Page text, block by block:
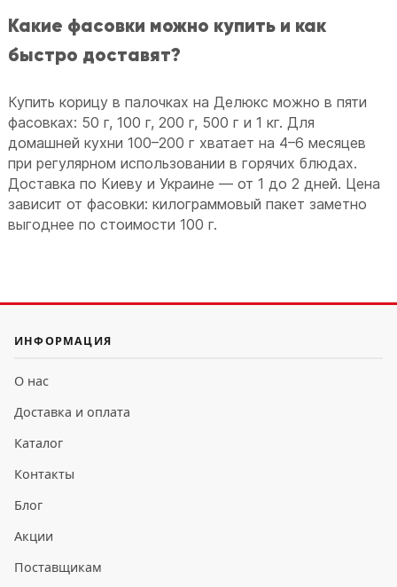
Какие фасовки можно купить и как
быстро доставят?
Купить корицу в палочках на Делюкс можно в пяти
фасовках: 50 г, 100 г, 200 г, 500 г и 1 кг. Для
домашней кухни 100–200 г хватает на 4–6 месяцев
при регулярном использовании в горячих блюдах.
Доставка по Киеву и Украине — от 1 до 2 дней. Цена
зависит от фасовки: килограммовый пакет заметно
выгоднее по стоимости 100 г.
ИНФОРМАЦИЯ
О нас
Доставка и оплата
Каталог
Контакты
Блог
Акции
Поставщикам